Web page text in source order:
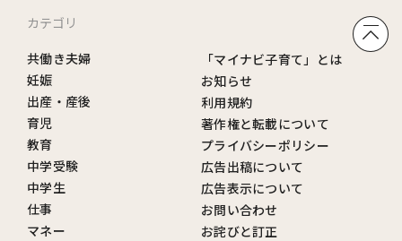
カテゴリ
共働き夫婦
妊娠
出産・産後
育児
教育
中学受験
中学生
仕事
マネー
「マイナビ子育て」とは
お知らせ
利用規約
著作権と転載について
プライバシーポリシー
広告出稿について
広告表示について
お問い合わせ
お詫びと訂正